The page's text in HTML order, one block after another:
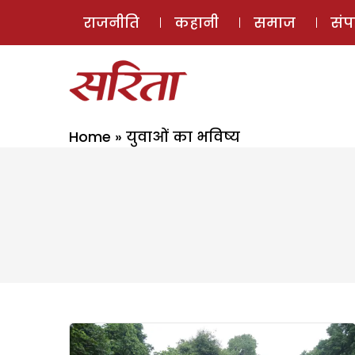
राजनीति कहानी समाज
Home » युवाओं का भविष्य